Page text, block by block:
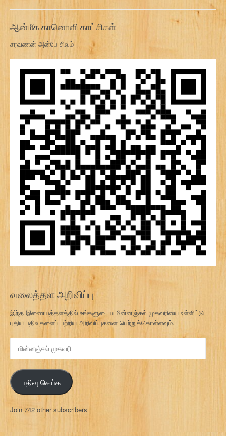
ஆன்மீக கானொளி காட்சிகள்:
சரவணன் அன்பே சிவம்
வலைத்தள அறிவிப்பு
இந்த இணையத்தளத்தில் உங்களுடைய மின்னஞ்சல் முகவரியை உள்ளிட்டு
புதிய பதிவுகளைப் பற்றிய அறிவிப்புகளை பெற்றுக்கொள்ளவும்.
ன
ஞ்
ச
ல்
க
வ
பதிவு செய்க
Join 742 other subscribers